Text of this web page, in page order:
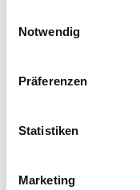
Verwenden des
Notwendig
Präferenzen
Statistiken
Marketing
Unternehmen
Mittelkamp 110-118
Das macht uns aus
News & Presse